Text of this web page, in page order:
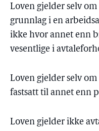
Loven gjelder selv
grunnlag i en
ikke hvor annet enn
vesentlige i
Loven gjelder selv
fastsatt til annet enn
Loven gjelder ikke